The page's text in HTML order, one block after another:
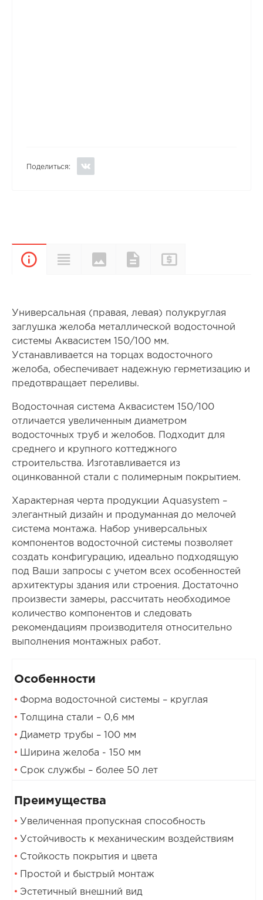
Поделиться:
ОписаниеХарактеристики
Цвета и
покрытия
Документы
Универсальная (правая, левая) полукруглая
заглушка желоба металлической водосточной
системы Аквасистем 150/100 мм.
Устанавливается на торцах водосточного
желоба, обеспечивает надежную герметизацию и
предотвращает переливы.
Водосточная система Аквасистем 150/100
отличается увеличенным диаметром
водосточных труб и желобов. Подходит для
среднего и крупного коттеджного
строительства. Изготавливается из
оцинкованной стали с полимерным покрытием.
Характерная черта продукции Aquasystem –
элегантный дизайн и продуманная до мелочей
система монтажа. Набор универсальных
компонентов водосточной системы позволяет
создать конфигурацию, идеально подходящую
под Ваши запросы с учетом всех особенностей
архитектуры здания или строения. Достаточно
произвести замеры, рассчитать необходимое
количество компонентов и следовать
рекомендациям производителя относительно
выполнения монтажных работ.
Особенности
Форма водосточной системы – круглая
Толщина стали – 0,6 мм
Диаметр трубы – 100 мм
Ширина желоба - 150 мм
Срок службы – более 50 лет
Преимущества
Увеличенная пропускная способность
Устойчивость к механическим воздействиям
Стойкость покрытия и цвета
Простой и быстрый монтаж
Эстетичный внешний вид